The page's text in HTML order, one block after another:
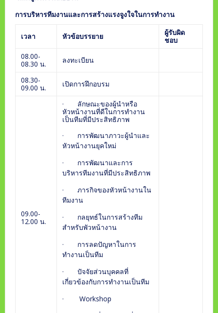
การบริหารทีมงานและการสร้างแรงจูงใจในการทำงาน
เวลา หัวข้อบรรยาย
ผู้รับผิด
ชอบ
08.00-
08.30 น.
ลงทะเบียน
08.30-
09.00 น.
เปิดการฝึกอบรม
09.00-
12.00 น.
· ลักษณะของผู้นำหรือ
หัวหน้างานที่ดีในการทำงาน
เป็นทีมที่มีประสิทธิภาพ
· การพัฒนาภาวะผู้นำและ
หัวหน้างานยุคใหม่
· การพัฒนาและการ
บริหารทีมงานที่มีประสิทธิภาพ
· ภารกิจของหัวหน้างานใน
ทีมงาน
· กลยุทธ์ในการสร้างทีม
สำหรับพัวหน้างาน
· การลดปัญหาในการ
ทำงานเป็นทีม
· ปัจจัยส่วนบุคคลที่
เกี่ยวข้องกับการทำงานเป็นทีม
· Workshop